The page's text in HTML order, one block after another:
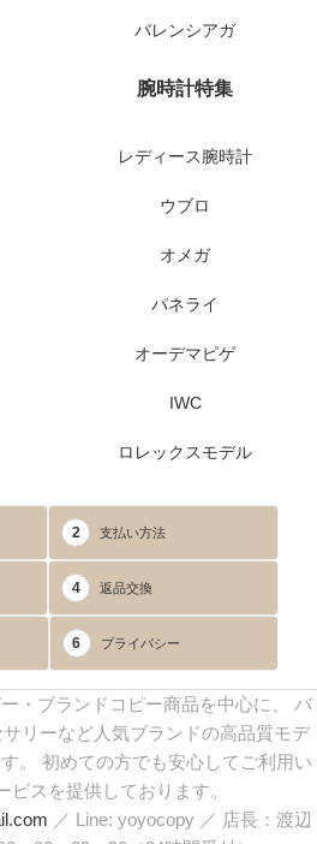
バレンシアガ
腕時計特集
レディース腕時計
ウブロ
オメガ
パネライ
オーデマピゲ
IWC
ロレックスモデル
2 支払い方法
4 返品交換
6 プライバシー
・ブランドコピー商品を中心に、 バ
リーなど人気ブランドの高品質モデ
。 初めての方でも安心してご利用い
ビスを提供しております。
／ Line: yoyocopy ／ 店長：渡辺